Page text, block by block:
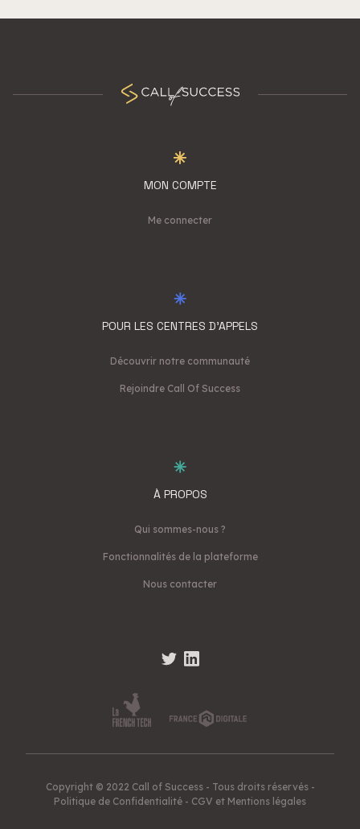
MON COMPTE
Me connecter
POUR LES CENTRES D'APPELS
Découvrir notre communauté
Rejoindre Call Of Success
À PROPOS
Qui sommes-nous ?
Fonctionnalités de la plateforme
Nous contacter
Copyright © 2022 Call of Success - Tous droits réservés -
Politique de Confidentialité - CGV et Mentions légales